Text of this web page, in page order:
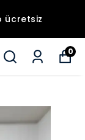
ücretsiz
0